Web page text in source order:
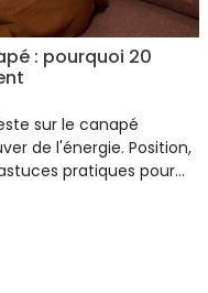
: pourquoi 20
sur le canapé
de l'énergie. Position,
pratiques pour
sur canapé :